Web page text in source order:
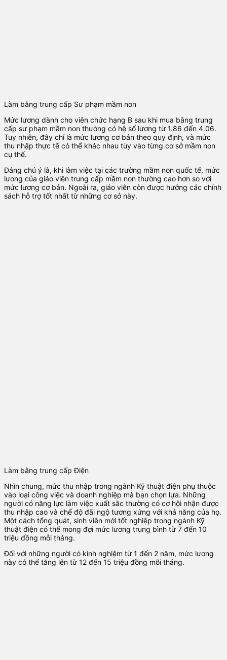
Làm bằng trung cấp Sư phạm mầm non
Mức lương dành cho viên chức hạng B sau khi mua bằng trung
cấp sư phạm mầm non thường có hệ số lương từ 1.86 đến 4.06.
Tuy nhiên, đây chỉ là mức lương cơ bản theo quy định, và mức
thu nhập thực tế có thể khác nhau tùy vào từng cơ sở mầm non
cụ thể.
Đáng chú ý là, khi làm việc tại các trường mầm non quốc tế, mức
lương của giáo viên trung cấp mầm non thường cao hơn so với
mức lương cơ bản. Ngoài ra, giáo viên còn được hưởng các chính
sách hỗ trợ tốt nhất từ những cơ sở này.
Làm bằng trung cấp Điện
Nhìn chung, mức thu nhập trong ngành Kỹ thuật điện phụ thuộc
vào loại công việc và doanh nghiệp mà bạn chọn lựa. Những
người có năng lực làm việc xuất sắc thường có cơ hội nhận được
thu nhập cao và chế độ đãi ngộ tương xứng với khả năng của họ.
Một cách tổng quát, sinh viên mới tốt nghiệp trong ngành Kỹ
thuật điện có thể mong đợi mức lương trung bình từ 7 đến 10
triệu đồng mỗi tháng.
Đối với những người có kinh nghiệm từ 1 đến 2 năm, mức lương
này có thể tăng lên từ 12 đến 15 triệu đồng mỗi tháng.